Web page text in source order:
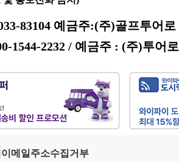
83104 예금주:(주)골프투어로
1544-2232 / 예금주 : (주)투어로
이메일주소수집거부